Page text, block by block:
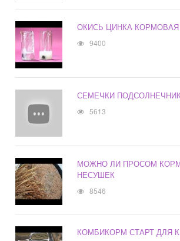
ОКИСЬ ЦИНКА КОРМОВАЯ
9400
СЕМЕЧКИ
5613
МОЖНО ЛИ ПРОСОМ
НЕСУШЕК
8546
КОМБИКОРМ СТАРТ ДЛЯ